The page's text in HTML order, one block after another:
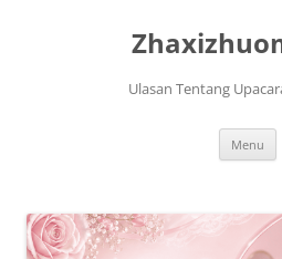
Ulasan Tentang
Menu